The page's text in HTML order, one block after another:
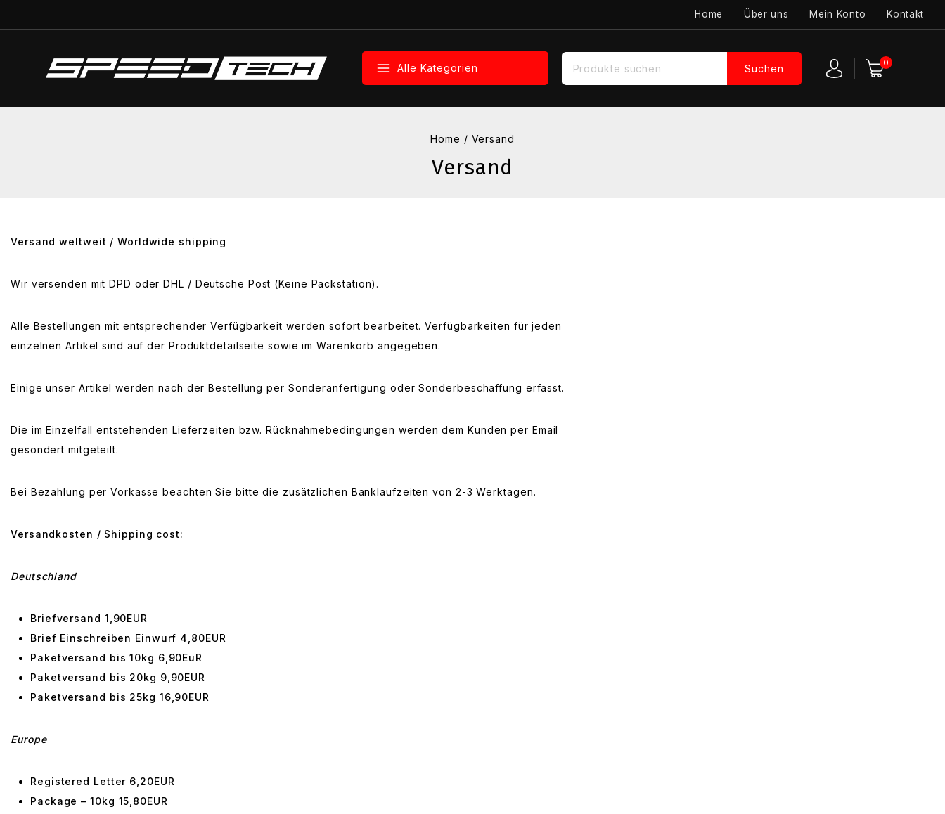
Home Über uns Mein Konto Kontakt
Alle Kategorien Suchen 0
Home / Versand
Versand
Versand weltweit / Worldwide shipping
Wir versenden mit DPD oder DHL / Deutsche Post (Keine Packstation).
Alle Bestellungen mit entsprechender Verfügbarkeit werden sofort bearbeitet. Verfügbarkeiten für jeden
einzelnen Artikel sind auf der Produktdetailseite sowie im Warenkorb angegeben.
Einige unser Artikel werden nach der Bestellung per Sonderanfertigung oder Sonderbeschaffung erfasst.
Die im Einzelfall entstehenden Lieferzeiten bzw. Rücknahmebedingungen werden dem Kunden per Email
gesondert mitgeteilt.
Bei Bezahlung per Vorkasse beachten Sie bitte die zusätzlichen Banklaufzeiten von 2-3 Werktagen.
Versandkosten / Shipping cost:
Deutschland
Briefversand 1,90EUR
Brief Einschreiben Einwurf 4,80EUR
Paketversand bis 10kg 6,90EuR
Paketversand bis 20kg 9,90EUR
Paketversand bis 25kg 16,90EUR
Europe
Registered Letter 6,20EUR
Package – 10kg 15,80EUR